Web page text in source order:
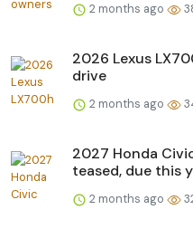
2 months ago
2026 Lexus
drive
2 months ago
2027 Honda
teased, due this
2 months ago